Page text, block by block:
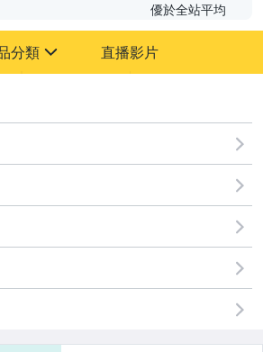
優於全站平均
分類 直播影片